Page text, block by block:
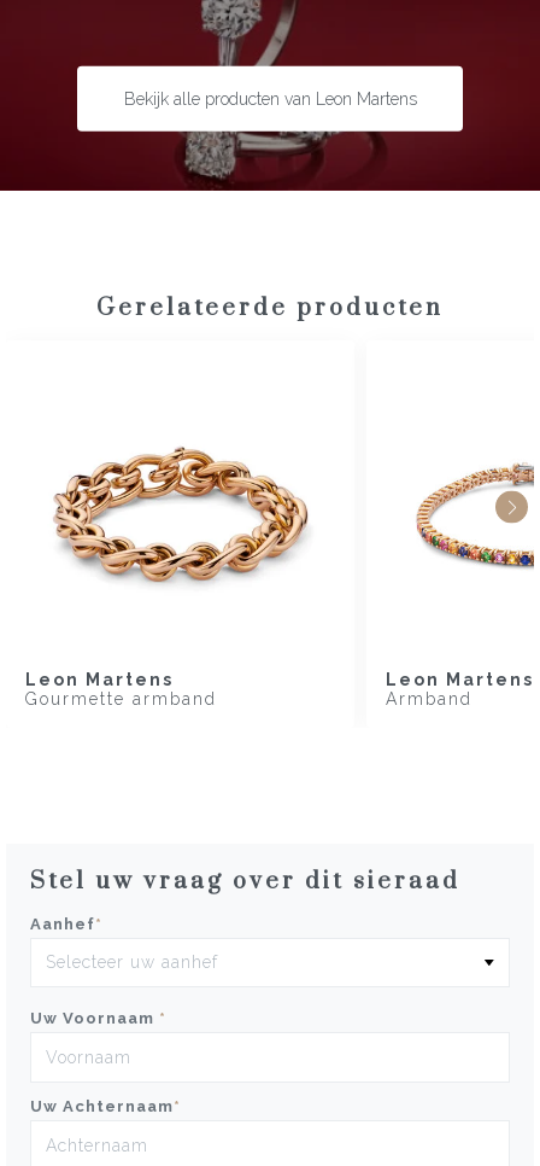
Briljant
0,51 ct
Bekijk alle producten van Leon Martens
Gerelateerde producten
Leon Martens
Gourmette armband
Leon Martens
Armband
Stel uw vraag over dit sieraad
Aanhef*
Uw Voornaam *
Uw Achternaam*